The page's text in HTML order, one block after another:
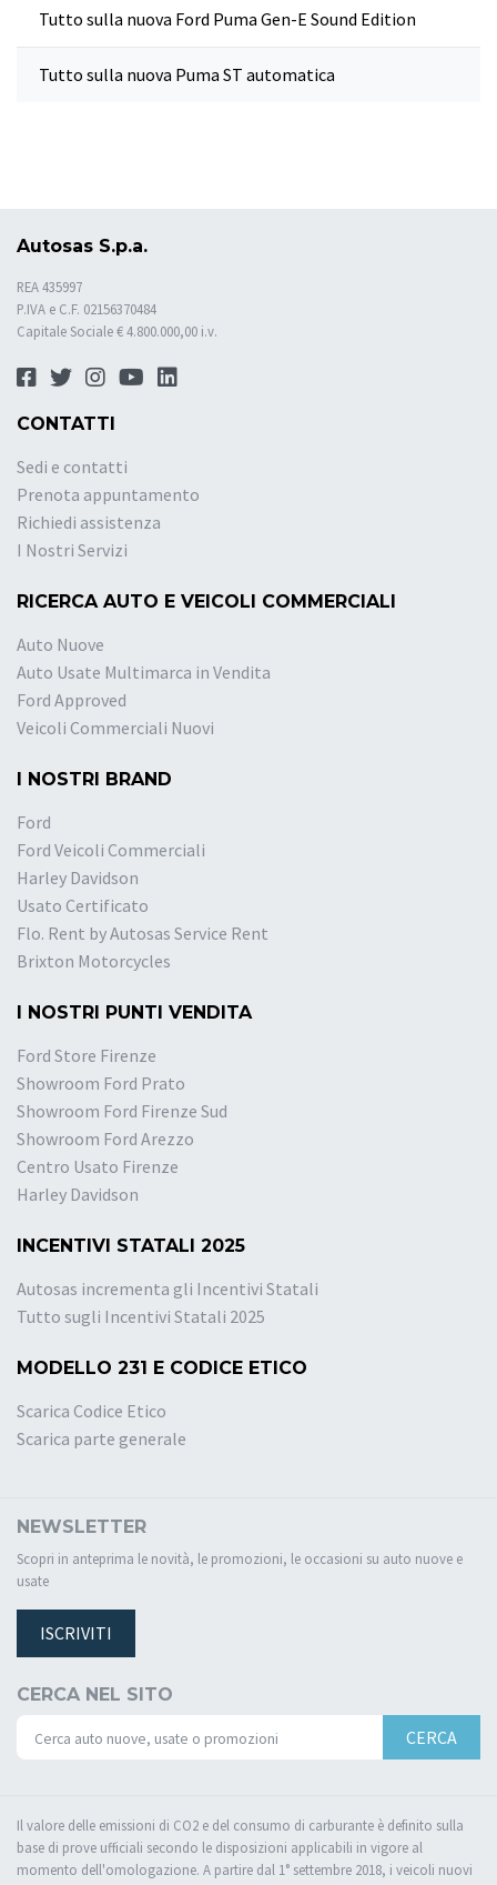
Tutto sulla nuova Ford Puma Gen-E Sound Edition
Tutto sulla nuova Puma ST automatica
Autosas S.p.a.
REA 435997
P.IVA e C.F. 02156370484
Capitale Sociale € 4.800.000,00 i.v.
CONTATTI
Sedi e contatti
Prenota appuntamento
Richiedi assistenza
I Nostri Servizi
RICERCA AUTO E VEICOLI COMMERCIALI
Auto Nuove
Auto Usate Multimarca in Vendita
Ford Approved
Veicoli Commerciali Nuovi
I NOSTRI BRAND
Ford
Ford Veicoli Commerciali
Harley Davidson
Usato Certificato
Flo. Rent by Autosas Service Rent
Brixton Motorcycles
I NOSTRI PUNTI VENDITA
Ford Store Firenze
Showroom Ford Prato
Showroom Ford Firenze Sud
Showroom Ford Arezzo
Centro Usato Firenze
Harley Davidson
INCENTIVI STATALI 2025
Autosas incrementa gli Incentivi Statali
Tutto sugli Incentivi Statali 2025
MODELLO 231 E CODICE ETICO
Scarica Codice Etico
Scarica parte generale
NEWSLETTER
Scopri in anteprima le novità, le promozioni, le occasioni su auto nuove e
usate
ISCRIVITI
CERCA NEL SITO
CERCA
Il valore delle emissioni di CO2 e del consumo di carburante è definito sulla
base di prove ufficiali secondo le disposizioni applicabili in vigore al
momento dell'omologazione. A partire dal 1° settembre 2018, i veicoli nuovi